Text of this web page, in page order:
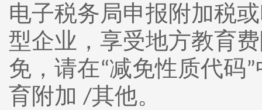
电子税务局申报附加税
型企业，享受地方教育
免，请在“减免性质代码”
育附加 /其他。